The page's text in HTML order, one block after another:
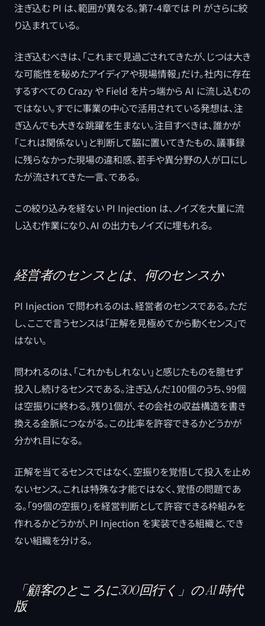
注ぎ込む PI は、範囲が異なる。第7-4章では PI がさらに絞
り込まれている。
注ぎ込むべきは、「これまで見過ごされてきたが、じつは大き
な可能性を秘めたアイディアや現場情報」だけ。社内に存在
するすべての Crazy や Field を片っ端から AI に流し込むの
ではない。すでに事業の中心で活用されている発想は、注
ぎ込んでも大きな跳躍を生まない。注目すべきは、誰かが
「これは関係ない」と判断して脇に置いてきたもの、議事録
に残らなかった現場の違和感、若手や異分野の人が口にし
たが流されてきた一言、である。
この絞り込みを経ない PI Injection は、ノイズを大量に流
し込む作業になり、AI の出力もノイズに埋もれる。
経営者のセンスとは、何のセンスか
PI Injection で問われるのは、経営者のセンスである。ただ
し、ここで言うセンスは「正解を見極めてから動くセンス」で
はない。
問われるのは、「これかもしれない」と感じたものを臆せず
投入し続けるセンスである。注ぎ込んだ100個のうち、99個
は空振りに終わる。残り1個が、その会社の収益構造を書き
換える金脈につながる。この比率を許容できるかどうかが
分かれ目になる。
正解を当てるセンスではなく、空振りを覚悟して投入を止め
ないセンス。これは特殊な才能ではなく、覚悟の問題であ
る。「99個の空振り」を経営判断として許容できる枠組みを
作れるかどうかが、PI Injection を実装できる組織と、でき
ない組織を分ける。
「顧客のところに300回行く」の AI 時代
版